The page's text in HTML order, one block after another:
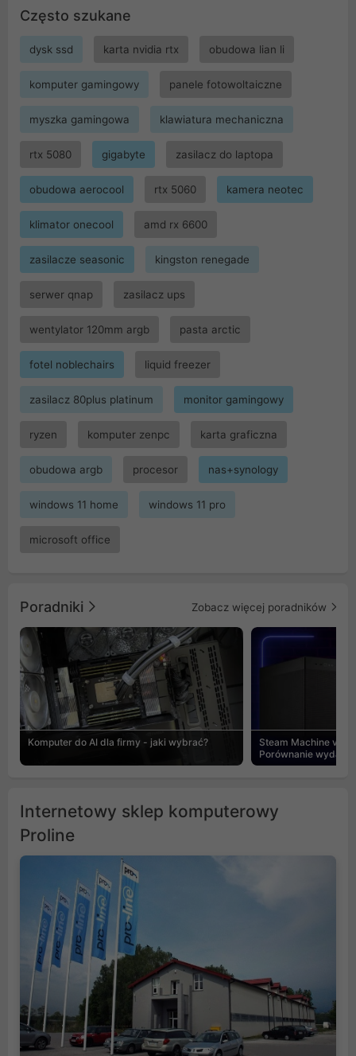
Często szukane
dysk ssd karta nvidia rtx obudowa lian li
komputer gamingowy panele fotowoltaiczne
myszka gamingowa klawiatura mechaniczna
rtx 5080 gigabyte zasilacz do laptopa
obudowa aerocool rtx 5060 kamera neotec
klimator onecool amd rx 6600
zasilacze seasonic kingston renegade
serwer qnap zasilacz ups
wentylator 120mm argb pasta arctic
fotel noblechairs liquid freezer
zasilacz 80plus platinum monitor gamingowy
ryzen komputer zenpc karta graficzna
obudowa argb procesor nas+synology
windows 11 home windows 11 pro
microsoft office
Poradniki Zobacz więcej poradników
Komputer do AI dla firmy - jaki wybrać?
Steam Machine vs
Porównanie
Internetowy sklep komputerowy
Proline